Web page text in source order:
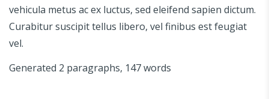
vehicula metus ac ex luctus, sed eleifend sapien dictum.
Curabitur suscipit tellus libero, vel finibus est feugiat
vel.
Generated 2 paragraphs, 147 words